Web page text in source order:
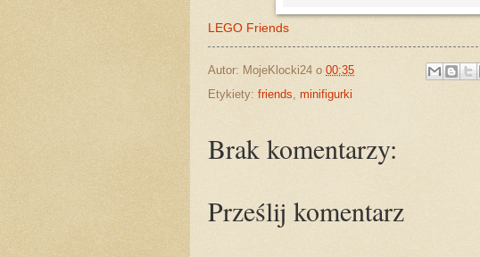
LEGO Friends
Autor: MojeKlocki24 o 00:35
Etykiety: friends minifigurki
Brak komentarzy:
Prześlij komentarz